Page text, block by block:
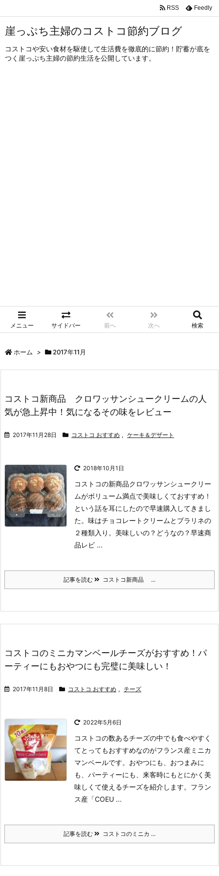
崖っぷち主婦のコストコ節約ブログ
コストコや安い食材を駆使して生活費を徹底的に節約！貯蓄が底を
つく崖っぷち主婦の節約生活を公開しています。
メニュー サイドバー 前へ 次へ 検索
RSS Feedly
ホーム > 2017年11月
コストコ新商品 クロワッサンシュークリームの人
気が急上昇中！気になるその味をレビュー
2017年11月28日 コストコ おすすめ , ケーキ＆デザート
2018年10月1日
コストコの新商品クロワッサンシュークリー
ムがボリューム満点で美味しくておすすめ！
という話を耳にしたので早速購入してきまし
た。 味はチョコレートクリームとプラリネの
２種類入り。 美味しいの？どうなの？早速商
品レビ ...
記事を読む コストコ新商品 ...
コストコのミニカマンベールチーズがおすすめ！パ
ーティーにもおやつにも完璧に美味しい！
2017年11月8日 コストコ おすすめ , チーズ
2022年5月6日
コストコの数あるチーズの中でも食べやすく
てとってもおすすめなのがフランス産ミニカ
マンベールです。 おやつにも、おつまみに
も、パーティーにも、来客時にもとにかく美
味しくて使えるチーズを紹介します。 フラン
ス産「COEU ...
記事を読む コストコのミニカ ...